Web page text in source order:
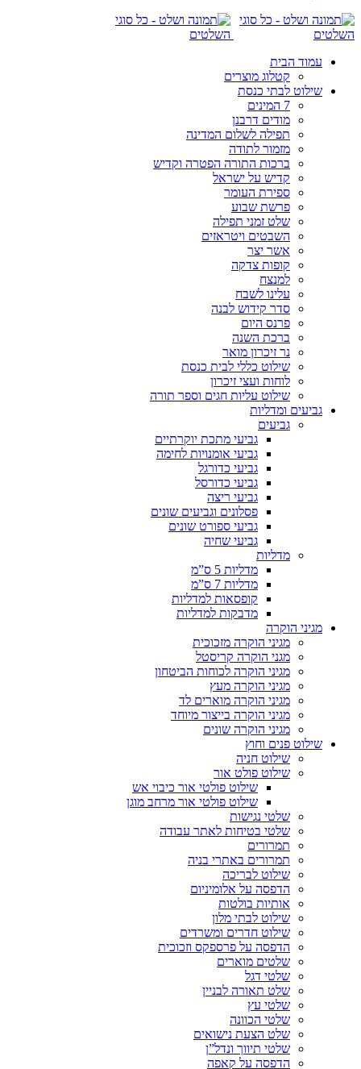
עמוד הבית
קטלוג מוצרים
שילוט לבתי כנסת
7 המינים
מודים דרבנן
תפילה לשלום המדינה
מזמור לתודה
ברכות התורה הפטרה וקדיש
קדיש על ישראל
ספירת העומר
פרשת שבוע
שלט זמני תפילה
השבטים ויטראזים
אשר יצר
קופות צדקה
למנצח
עלינו לשבח
סדר קידוש לבנה
פרנס היום
ברכת השנה
נר זיכרון מואר
שילוט כללי לבית כנסת
לוחות ועצי זיכרון
שילוט עליות חגים וספר תורה
גביעים ומדליות
גביעים
גביעי מתכת יוקרתיים
גביעי אומנויות לחימה
גביעי כדורגל
גביעי כדורסל
גביעי ריצה
פסלונים וגביעים שונים
גביעי ספורט שונים
גביעי שחיה
מדליות
מדליות 5 ס”מ
מדליות 7 ס”מ
קופסאות למדליות
מדבקות למדליות
מגיני הוקרה
מגיני הוקרה מזכוכית
מגני הוקרה קריסטל
מגיני הוקרה לכוחות הביטחון
מגיני הוקרה מעץ
מגיני הוקרה מוארים לד
מגיני הוקרה בייצור מיוחד
מגיני הוקרה שונים
שילוט פנים וחוץ
שילוט חניה
שילוט פולט אור
שילוט פולטי אור כיבוי אש
שילוט פולטי אור מרחב מוגן
שלטי נגישות
שלטי בטיחות לאתר עבודה
תמרורים
תמרורים באתרי בניה
שילוט לבריכה
הדפסה על אלומיניום
אותיות בולטות
שילוט לבתי מלון
שילוט חדרים ומשרדים
הדפסה על פרספקס וזכוכית
שלטים מוארים
שלטי דגל
שלט תאורה לבניין
שלטי עץ
שלטי הכוונה
שלט הצעת נישואים
שלטי תיווך ונדל”ן
הדפסה על קאפה